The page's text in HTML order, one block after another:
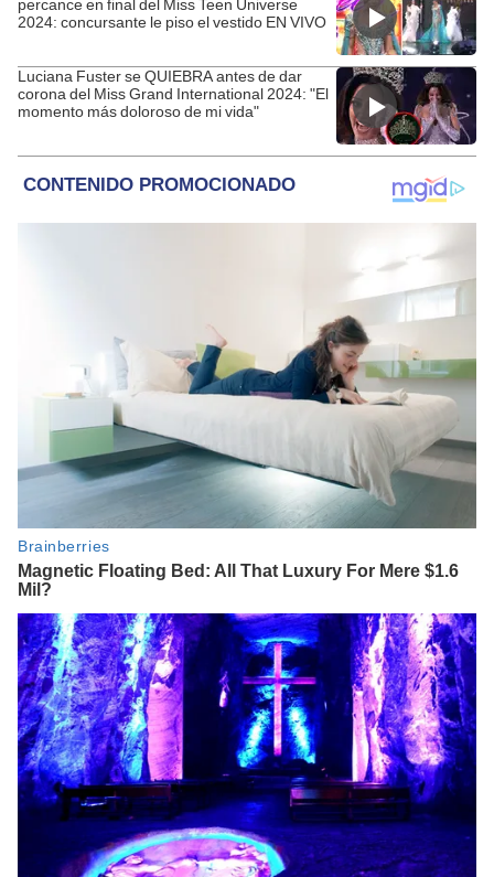
percance en final del Miss Teen Universe
2024: concursante le piso el vestido EN VIVO
Luciana Fuster se QUIEBRA antes de dar
corona del Miss Grand International 2024: "El
momento más doloroso de mi vida"